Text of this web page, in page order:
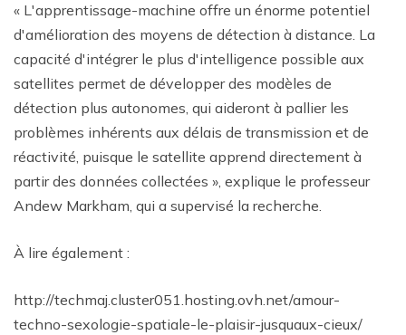
« L'apprentissage-machine offre un énorme potentiel
d'amélioration des moyens de détection à distance. La
capacité d'intégrer le plus d'intelligence possible aux
satellites permet de développer des modèles de
détection plus autonomes, qui aideront à pallier les
problèmes inhérents aux délais de transmission et de
réactivité, puisque le satellite apprend directement à
partir des données collectées », explique le professeur
Andew Markham, qui a supervisé la recherche.
À lire également :
http://techmaj.cluster051.hosting.ovh.net/amour-
techno-sexologie-spatiale-le-plaisir-jusquaux-cieux/